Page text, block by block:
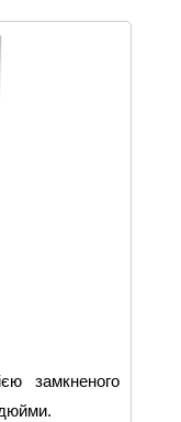
замкненого